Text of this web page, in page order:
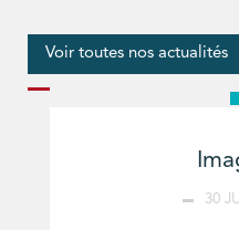
Voir toutes nos actualités
30